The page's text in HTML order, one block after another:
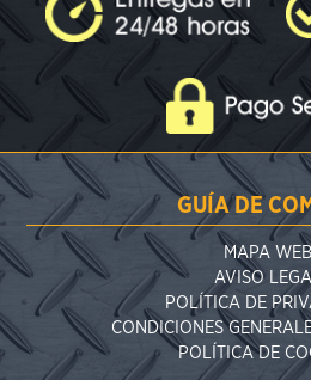
GUÍA DE
MAPA WEB
AVISO
POLÍTICA DE
CONDICIONES
POLÍTICA DE